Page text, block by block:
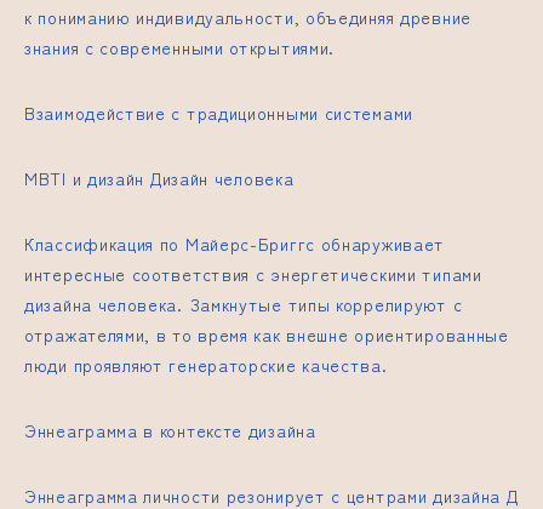
к пониманию индивидуальности, объединяя древние
знания с современными открытиями.
Взаимодействие с традиционными системами
MBTI и дизайн Дизайн человека
Классификация по Майерс-Бриггс обнаруживает
интересные соответствия с энергетическими типами
дизайна человека. Замкнутые типы коррелируют с
отражателями, в то время как внешне ориентированные
люди проявляют генераторские качества.
Эннеаграмма в контексте дизайна
Эннеаграмма личности резонирует с центрами дизайна Д